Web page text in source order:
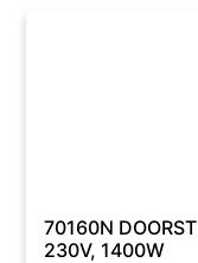
70160N
230V, 1400W